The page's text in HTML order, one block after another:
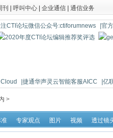
刊 呼叫中心 企业通信 通信业务
注CTI论坛微信公众号:ctiforumnews |官
|捷通华声灵云智能客服AICC
|亿
>
专家观点 图片 视频 透过镜